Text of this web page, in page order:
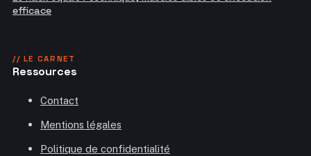
efficace
// LE CARNET
Ressources
Contact
Mentions légales
Politique de confidentialité